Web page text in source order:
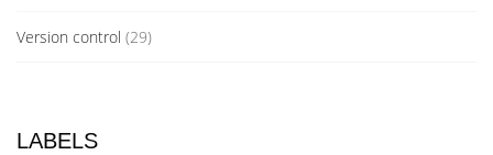
Version control (29)
LABELS